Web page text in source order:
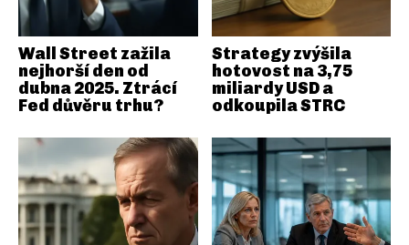
Wall Street zažila
nejhorší den od
dubna 2025. Ztrácí
Fed důvěru trhu?
Strategy zvýšila
hotovost na 3,75
miliardy USD a
odkoupila STRC